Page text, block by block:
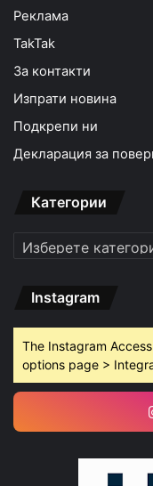
Реклама
TakTak
За контакти
Изпрати новина
Подкрепи ни
Декларация за
Категории
Категории
Instagram
The Instagram
options page >